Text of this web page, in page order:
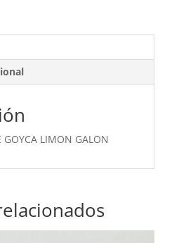
GOYCA LIMON GALON